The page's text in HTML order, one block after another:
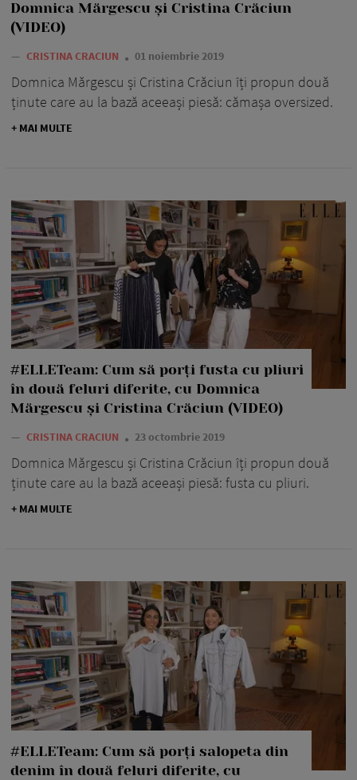
Domnica Mărgescu și Cristina Crăciun
(VIDEO)
— CRISTINA CRACIUN 01 noiembrie 2019
Domnica Mărgescu și Cristina Crăciun îți propun două
ținute care au la bază aceeași piesă: cămașa oversized.
+ MAI MULTE
#ELLETeam: Cum să porți fusta cu pliuri
în două feluri diferite, cu Domnica
Mărgescu și Cristina Crăciun (VIDEO)
— CRISTINA CRACIUN 23 octombrie 2019
Domnica Mărgescu și Cristina Crăciun îți propun două
ținute care au la bază aceeași piesă: fusta cu pliuri.
+ MAI MULTE
#ELLETeam: Cum să porți salopeta din
denim în două feluri diferite, cu